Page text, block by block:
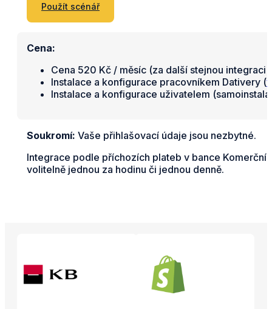
Použít scénář
Cena:
Cena 520 Kč / měsíc (za další stejnou integraci
Instalace a konfigurace pracovníkem Dativery (
Instalace a konfigurace uživatelem
Soukromí: Vaše přihlašovací údaje jsou nezbytné.
Integrace podle příchozích plateb v bance
volitelně jednou za hodinu či jednou denně.